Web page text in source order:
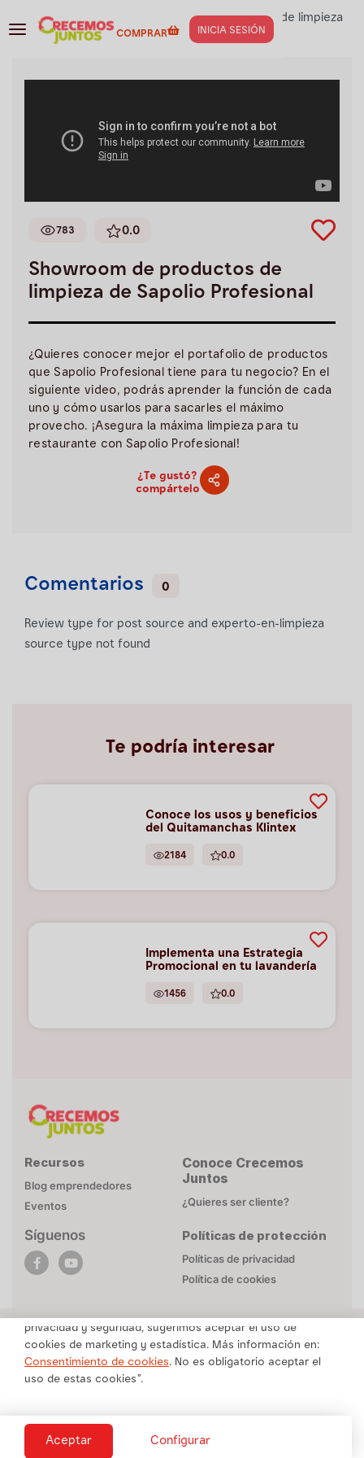
COMPRAR INICIA SESIÓN
Experto en limpieza
Showroom de productos de limpieza
de Sapolio Profesional
783 0.0
Showroom de productos de
limpieza de Sapolio Profesional
¿Quieres conocer mejor el portafolio de productos
que Sapolio Profesional tiene para tu negocio? En el
siguiente video, podrás aprender la función de cada
uno y cómo usarlos para sacarles el máximo
provecho. ¡Asegura la máxima limpieza para tu
restaurante con Sapolio Profesional!
¿Te gustó?
compártelo
Comentarios 0
Review type for post source and experto-en-limpieza
source type not found
Te podría interesar
Conoce los usos y beneficios
del Quitamanchas Klintex
2184 0.0
Implementa una Estrategia
Promocional en tu lavandería
1456 0.0
Recursos
Blog emprendedores
Eventos
Síguenos
Conoce Crecemos
Juntos
¿Quieres ser cliente?
Políticas de protección
Políticas de privacidad
Política de cookies
Una marca de Alicorp
Todos los derechos reservados
POLÍTICA DE COOKIES
Esta página web utiliza cookies necesarias para su
privacidad y seguridad, sugerimos aceptar el uso de
cookies de marketing y estadística. Más información en:
Consentimiento de cookies. No es obligatorio aceptar el
uso de estas cookies”.
Cookies
Aceptar Configurar